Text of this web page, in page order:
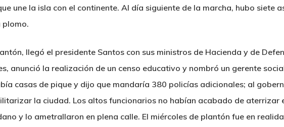
une la isla con el continente. Al día siguiente de la marcha, hubo siete
plomo.
llegó el presidente Santos con sus ministros de Hacienda y de
anunció la realización de un censo educativo y nombró un gerente
casas de pique y dijo que mandaría 380 policías adicionales; al
la ciudad. Los altos funcionarios no habían acabado de aterrizar
y lo ametrallaron en plena calle. El miércoles de plantón fue en